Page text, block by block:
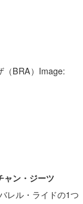
（BRA）Image:
ャン・ジーツ
レル・ライドの1つ